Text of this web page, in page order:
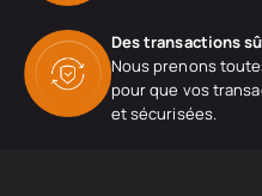
Des transactions
Nous prenons
pour que vos
et sécurisées.